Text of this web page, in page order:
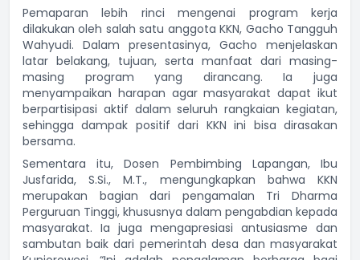
Pemaparan lebih rinci mengenai program kerja
dilakukan oleh salah satu anggota KKN, Gacho Tangguh
Wahyudi. Dalam presentasinya, Gacho menjelaskan
latar belakang, tujuan, serta manfaat dari masing-
masing program yang dirancang. Ia juga
menyampaikan harapan agar masyarakat dapat ikut
berpartisipasi aktif dalam seluruh rangkaian kegiatan,
sehingga dampak positif dari KKN ini bisa dirasakan
bersama.
Sementara itu, Dosen Pembimbing Lapangan, Ibu
Jusfarida, S.Si., M.T., mengungkapkan bahwa KKN
merupakan bagian dari pengamalan Tri Dharma
Perguruan Tinggi, khususnya dalam pengabdian kepada
masyarakat. Ia juga mengapresiasi antusiasme dan
sambutan baik dari pemerintah desa dan masyarakat